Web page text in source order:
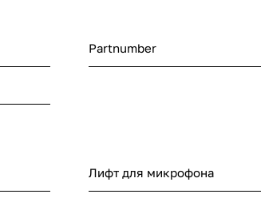
Partnumber
Лифт для микрофона